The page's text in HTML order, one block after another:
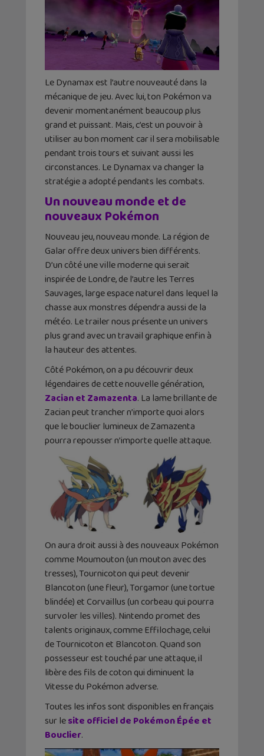
Le Dynamax est l’autre nouveauté dans la
mécanique de jeu. Avec lui, ton Pokémon va
devenir momentanément beaucoup plus
grand et puissant. Mais, c’est un pouvoir à
utiliser au bon moment car il sera mobilisable
pendant trois tours et suivant aussi les
circonstances. Le Dynamax va changer la
stratégie a adopté pendants les combats.
Un nouveau monde et de
nouveaux Pokémon
Nouveau jeu, nouveau monde. La région de
Galar offre deux univers bien différents.
D’un côté une ville moderne qui serait
inspirée de Londre, de l’autre les Terres
Sauvages, large espace naturel dans lequel la
chasse aux monstres dépendra aussi de la
météo. Le trailer nous présente un univers
plus grand avec un travail graphique enfin à
la hauteur des attentes.
Côté Pokémon, on a pu découvrir deux
légendaires de cette nouvelle génération,
Zacian et Zamazenta. La lame brillante de
Zacian peut trancher n’importe quoi alors
que le bouclier lumineux de Zamazenta
pourra repousser n’importe quelle attaque.
On aura droit aussi à des nouveaux Pokémon
comme Moumouton (un mouton avec des
tresses), Tournicoton qui peut devenir
Blancoton (une fleur), Torgamor (une tortue
blindée) et Corvaillus (un corbeau qui pourra
survoler les villes). Nintendo promet des
talents originaux, comme Effilochage, celui
de Tournicoton et Blancoton. Quand son
possesseur est touché par une attaque, il
libère des fils de coton qui diminuent la
Vitesse du Pokémon adverse.
Toutes les infos sont disponibles en français
sur lesite officiel de Pokémon Épée et
Bouclier.